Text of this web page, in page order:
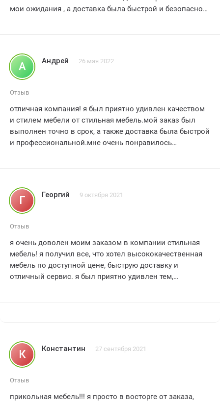
мои ожидания , а доставка была быстрой и безопасной.
А Андрей 26 мая 2022
Отзыв
отличная компания! я был приятно удивлен качеством
и стилем мебели от стильная мебель.мой заказ был
выполнен точно в срок, а также доставка была быстрой
и профессиональной.мне очень понравилось
прекрасно выглядит, но и очень удобна.очень рад, что
выбрал стильная мебель для своего заказа.рекомендую
всем! 5 звезд без сомнений!
Г Георгий 9 октября 2021
Отзыв
я очень доволен моим заказом в компании стильная
мебель! я получил все, что хотел высококачественная
мебель по доступной цене, быструю доставку и
отличный сервис. я был приятно удивлен тем,
К Константин 27 сентября 2021
Отзыв
прикольная мебель!!! я просто в восторге от заказа,